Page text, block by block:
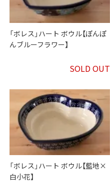
「ボレス」ハート ボウル【ぽんぽ
んブルーフラワー】
SOLD OUT
「ボレス」ハート ボウル【藍地×
白小花】